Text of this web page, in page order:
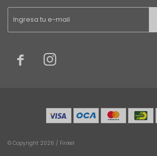
 
© Copyright 2026 / Finkel